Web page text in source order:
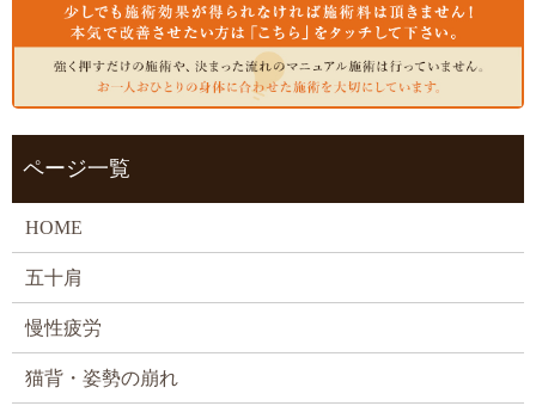
ページ一覧
HOME
五十肩
慢性疲労
猫背・姿勢の崩れ